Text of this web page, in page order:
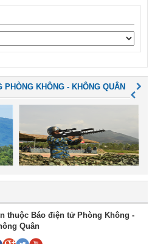
KHÔNG - KHÔNG QUÂN
thuộc Báo điện tử Phòng Không -
Quân